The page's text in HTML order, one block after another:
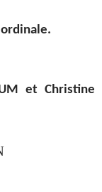
et Christine